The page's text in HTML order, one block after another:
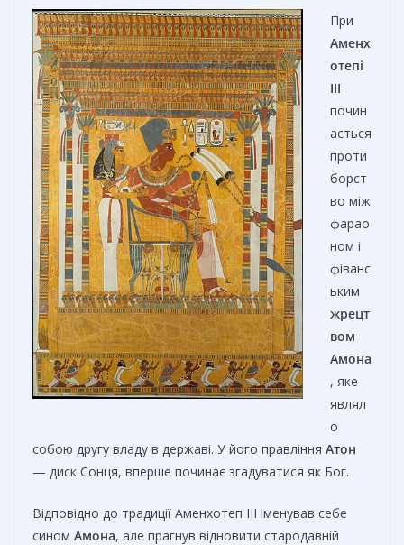
При
Аменх
отепі
III
почин
ається
проти
борст
во між
фарао
ном і
фіванс
ьким
жрецт
вом
Амона
, яке
являл
о
собою другу владу в державі. У його правління Атон
— диск Сонця, вперше починає згадуватися як Бог.
Відповідно до традиції Аменхотеп III іменував себе
сином Амона, але прагнув відновити стародавній